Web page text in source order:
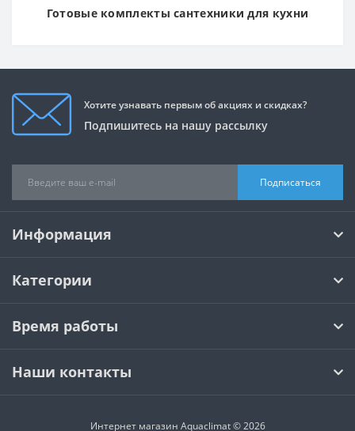
Готовые комплекты сантехники для кухни
Хотите узнавать первым об акциях и скидках?
Подпишитесь на нашу рассылку
Подписаться
Информация
Категории
Время работы
Наши контакты
Интернет магазин Aquaclimat © 2026